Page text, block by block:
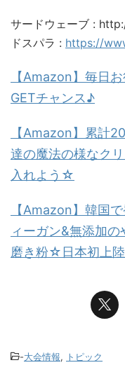
サードウェーブ :
ドスパラ : https://
【Amazon】毎日
GETチャンス♪
【Amazon】累計
達の魔法の様なク
入れよう☆
【Amazon】韓国
ィーガン&無添加
磨き粉☆日本初上
-大会情報, トピック